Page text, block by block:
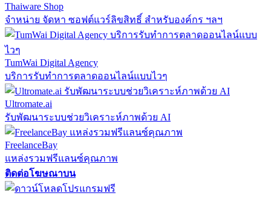
Thaiware Shop
จำหน่าย จัดหา ซอฟต์แวร์ลิขสิทธิ์ สำหรับองค์กร ฯลฯ
TumWai Digital Agency
บริการรับทำการตลาดออนไลน์แบบไวๆ
Ultromate.ai
รับพัฒนาระบบช่วยวิเคราะห์ภาพด้วย AI
FreelanceBay
แหล่งรวมฟรีแลนซ์คุณภาพ
ติดต่อโฆษณาบน